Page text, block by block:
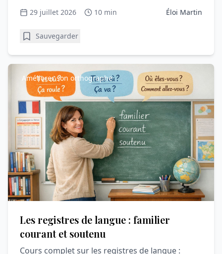
29 juillet 2026 10 min Éloi Martin
Sauvegarder
Améliorer son orthographe
Les registres de langue : familier
courant et soutenu
Cours complet sur les registres de langue :